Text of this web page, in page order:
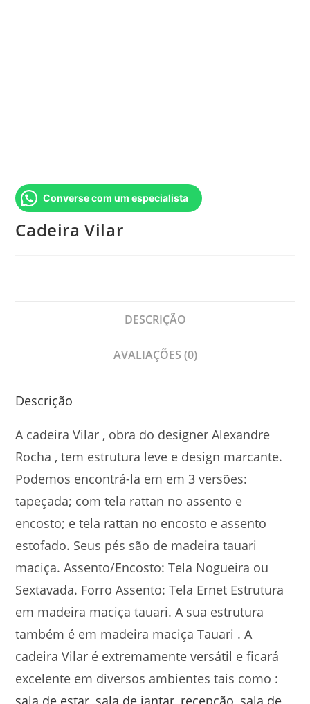
Converse com um especialista
Cadeira Vilar
DESCRIÇÃO
AVALIAÇÕES (0)
Descrição
A cadeira Vilar , obra do designer Alexandre
Rocha , tem estrutura leve e design marcante.
Podemos encontrá-la em em 3 versões:
tapeçada; com tela rattan no assento e
encosto; e tela rattan no encosto e assento
estofado. Seus pés são de madeira tauari
maciça. Assento/Encosto: Tela Nogueira ou
Sextavada. Forro Assento: Tela Ernet Estrutura
em madeira maciça tauari. A sua estrutura
também é em madeira maciça Tauari . A
cadeira Vilar é extremamente versátil e ficará
excelente em diversos ambientes tais como :